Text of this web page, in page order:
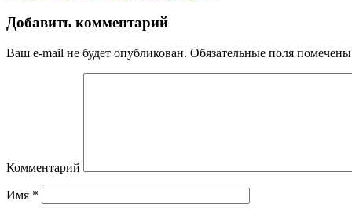
Добавить комментарий
Ваш e-mail не будет опубликован. Обязательные поля помечены
Комментарий
Имя *